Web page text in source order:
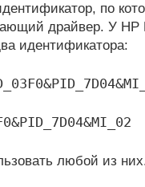
по
драйвер. У HP
идентификатора:
любой из